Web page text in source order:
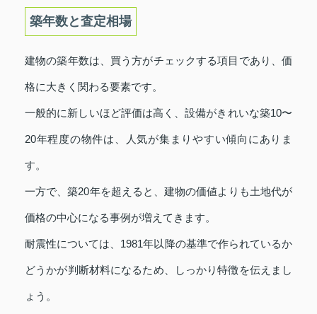
築年数と査定相場
建物の築年数は、買う方がチェックする項目であり、価
格に大きく関わる要素です。
一般的に新しいほど評価は高く、設備がきれいな築10〜
20年程度の物件は、人気が集まりやすい傾向にありま
す。
一方で、築20年を超えると、建物の価値よりも土地代が
価格の中心になる事例が増えてきます。
耐震性については、1981年以降の基準で作られているか
どうかが判断材料になるため、しっかり特徴を伝えまし
ょう。